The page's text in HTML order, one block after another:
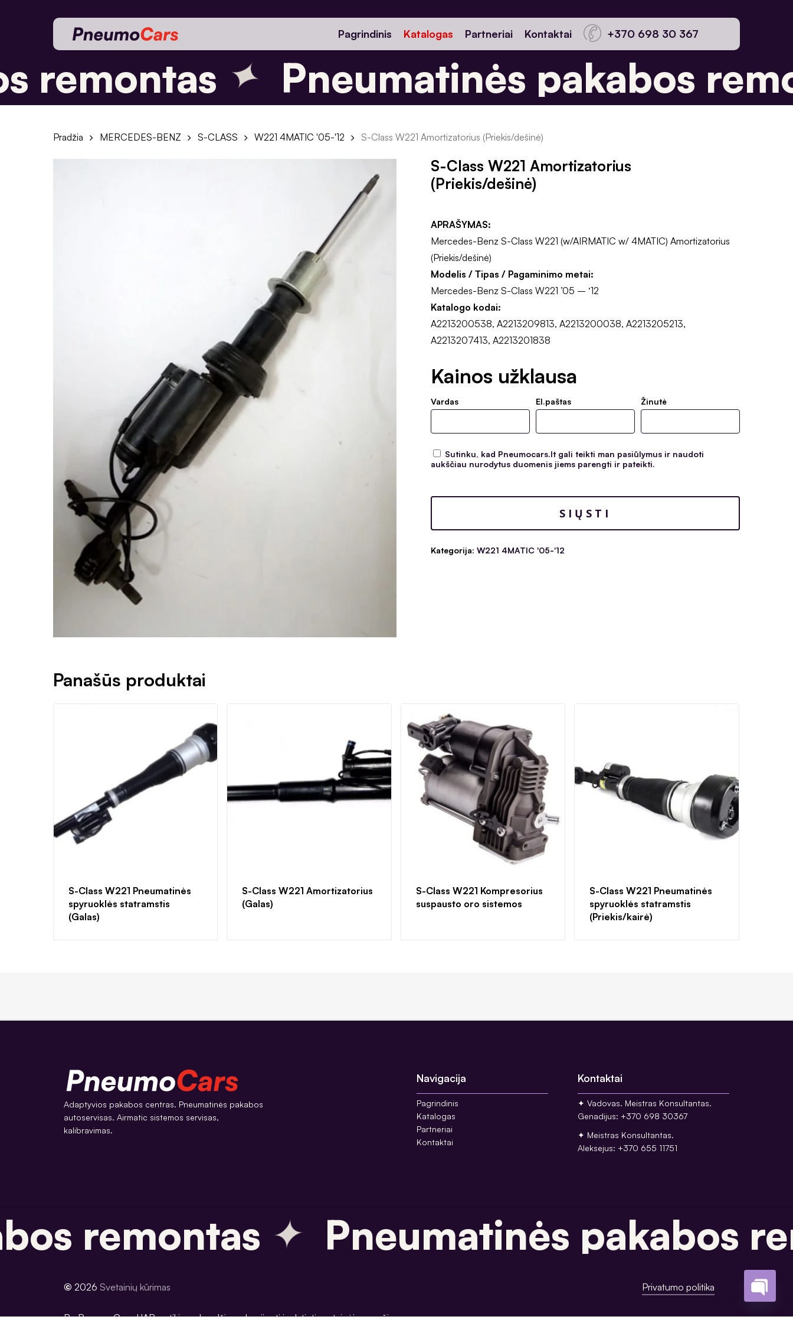
Pagrindinis Katalogas Partneriai Kontaktai +370 698 30 367
✦ Pneumatinės pakabos
Pradžia MERCEDES-BENZ S-CLASS W221 4MATIC '05-'12 S-Class W221 Amortizatorius (Priekis/dešinė)
S-Class W221 Amortizatorius
(Priekis/dešinė)
APRAŠYMAS:
Mercedes-Benz S-Class W221 (w/AIRMATIC w/ 4MATIC) Amortizatorius
(Priekis/dešinė)
Modelis / Tipas / Pagaminimo metai:
Mercedes-Benz S-Class W221 ’05 – ‘12
Katalogo kodai:
A2213200538, A2213209813, A2213200038, A2213205213,
A2213207413, A2213201838
Kainos užklausa
Vardas El.paštas Žinutė
Sutinku, kad Pneumocars.lt gali teikti man pasiūlymus ir naudoti
aukščiau nurodytus duomenis jiems parengti ir pateikti.
Kategorija:W221 4MATIC '05-'12
Panašūs produktai
S-Class W221 Pneumatinės
spyruoklės statramstis
(Galas)
S-Class W221 Amortizatorius
(Galas)
S-Class W221 Kompresorius
suspausto oro sistemos
S-Class W221 Pneumatinės
spyruoklės statramstis
(Priekis/kairė)
Adaptyvios pakabos centras. Pneumatinės pakabos
autoservisas. Airmatic sistemos servisas,
kalibravimas.
Navigacija
Pagrindinis
Katalogas
Partneriai
Kontaktai
Kontaktai
✦ Vadovas. Meistras Konsultantas.
Genadijus: +370 698 30367
✦ Meistras Konsultantas.
Aleksejus: +370 655 11751
remontas✦Pneumatinės pakabos
© 2026 Svetainių kūrimas
Be PneumoCars, UAB, sutikimo draudžiama kopijuoti ir platinti svetainėje esančią
Privatumo politika
chaty